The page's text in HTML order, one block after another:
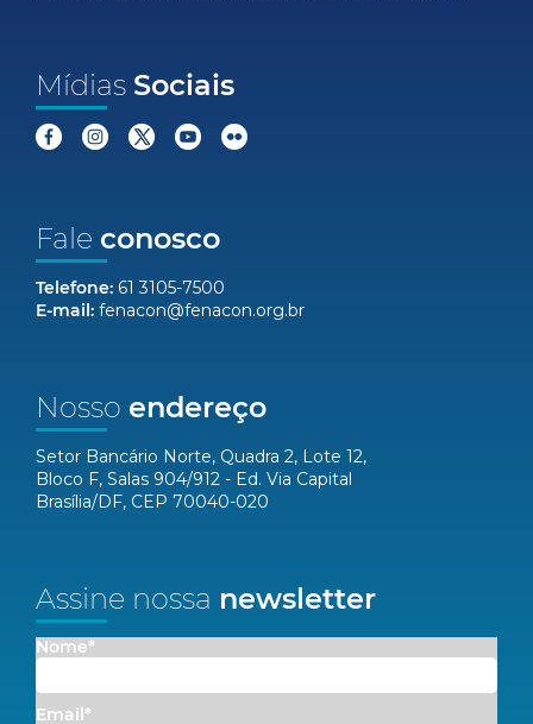
Mídias Sociais
Fale conosco
Telefone: 61 3105-7500
E-mail: fenacon@fenacon.org.br
Nosso endereço
Setor Bancário Norte, Quadra 2, Lote 12,
Bloco F, Salas 904/912 - Ed. Via Capital
Brasília/DF, CEP 70040-020
Assine nossa newsletter
Nome*
Email*